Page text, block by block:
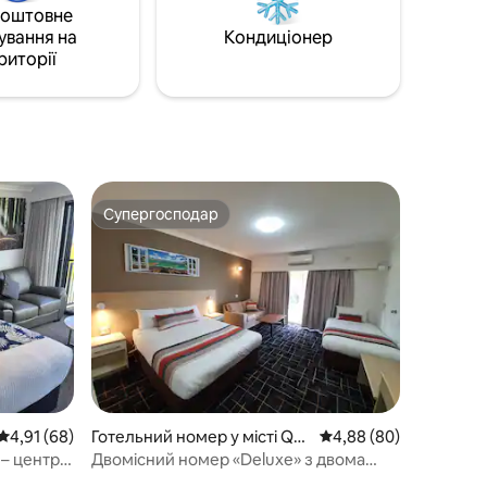
шукають унікальний відпочинок. Бар і
бістро доступні в п 'ятницю та суботу
на
Кондиціонер
оцінка: 4,91 з 5, відгуки: 68
4,91 (68)
центр
Супергосподар
Супергосподар
Готельний номер у місті Qu
eanbeyan West
Середня оцінка: 4,88
4,88 (80)
Двомісний номер «Deluxe» з двома